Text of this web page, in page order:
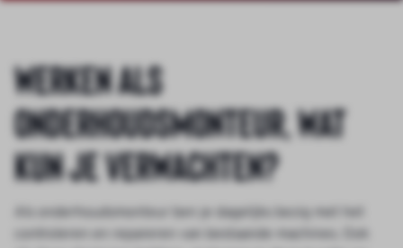
Werken als
onderhoudsmonteur, wat
kun je verwachten?
Als onderhoudsmonteur ben je dagelijks bezig met het
controleren en repareren van bestaande machines. Ook